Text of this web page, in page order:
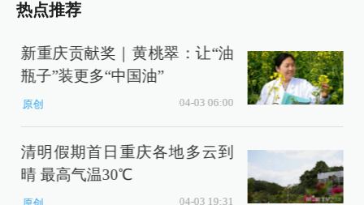
热点推荐
新重庆贡献奖｜黄桃翠：让“油
瓶子”装更多“中国油”
原创 04-03 06:00
清明假期首日重庆各地多云到
晴 最高气温30℃
04-03 19:31